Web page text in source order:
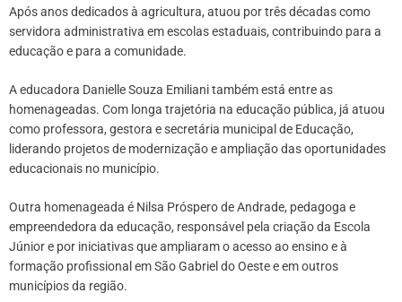
Após anos dedicados à agricultura, atuou por três décadas como
servidora administrativa em escolas estaduais, contribuindo para a
educação e para a comunidade.
A educadora Danielle Souza Emiliani também está entre as
homenageadas. Com longa trajetória na educação pública, já atuou
como professora, gestora e secretária municipal de Educação,
liderando projetos de modernização e ampliação das oportunidades
educacionais no município.
Outra homenageada é Nilsa Próspero de Andrade, pedagoga e
empreendedora da educação, responsável pela criação da Escola
Júnior e por iniciativas que ampliaram o acesso ao ensino e à
formação profissional em São Gabriel do Oeste e em outros
municípios da região.